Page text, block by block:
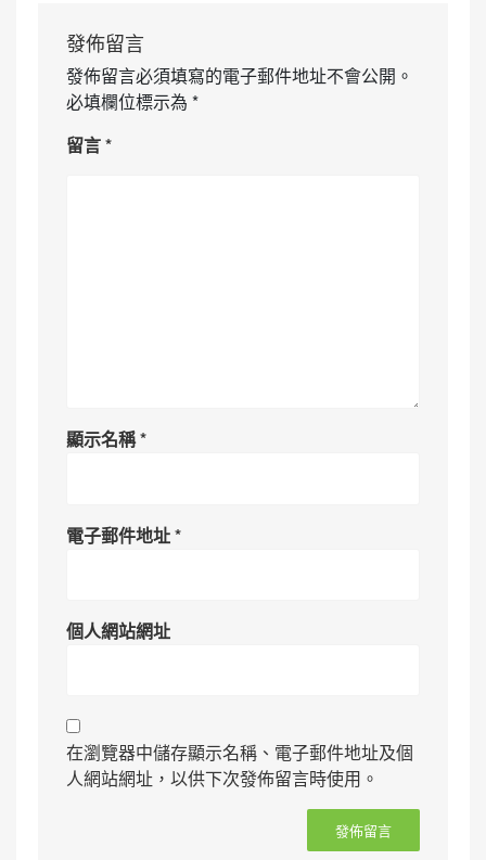
發佈留言
發佈留言必須填寫的電子郵件地址不會公開。
必填欄位標示為 *
留言*
顯示名稱*
電子郵件地址*
個人網站網址
在瀏覽器中儲存顯示名稱、電子郵件地址及個
人網站網址，以供下次發佈留言時使用。